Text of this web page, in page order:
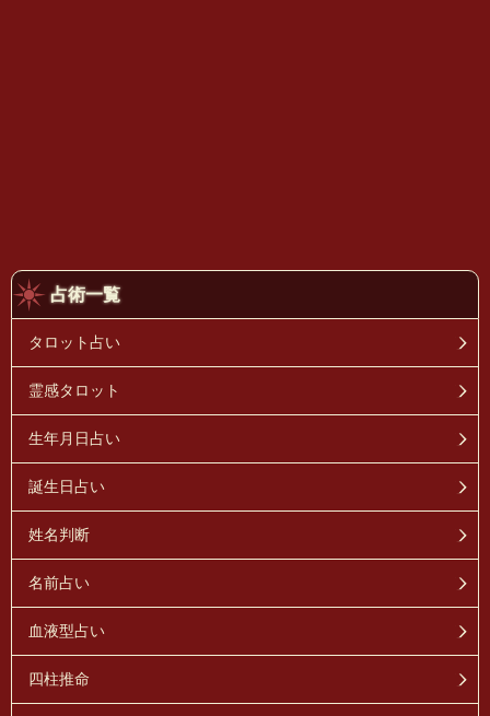
占術一覧
タロット占い
霊感タロット
生年月日占い
誕生日占い
姓名判断
名前占い
血液型占い
四柱推命